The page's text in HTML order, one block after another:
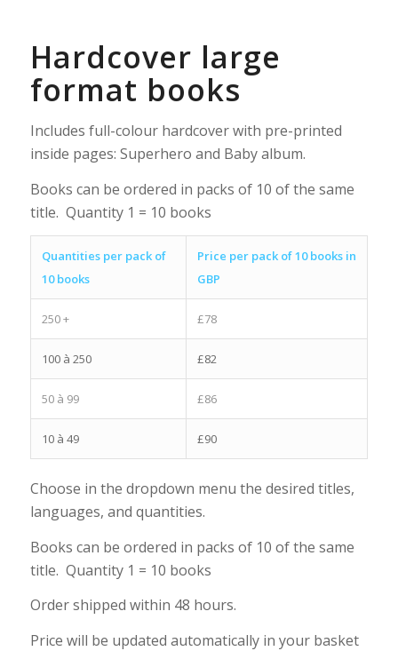
Hardcover large
format books
Includes full-colour hardcover with pre-printed
inside pages: Superhero and Baby album.
Books can be ordered in packs of 10 of the same
title. Quantity 1 = 10 books
Quantities per pack of
10 books
Price per pack of 10 books in
GBP
250 + £78
100 à 250 £82
50 à 99 £86
10 à 49 £90
Choose in the dropdown menu the desired titles,
languages, and quantities.
Books can be ordered in packs of 10 of the same
title. Quantity 1 = 10 books
Order shipped within 48 hours.
Price will be updated automatically in your basket